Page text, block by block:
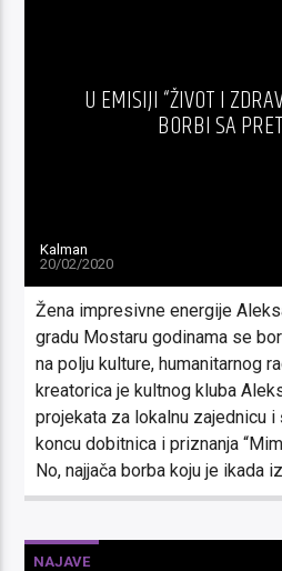
U EMISIJI “ŽIVOT I
BORBI SA
Kalman
20/02/2020
Žena impresivne energije
gradu Mostaru godinama se
na polju kulture, humanitarnog
kreatorica je kultnog kluba
projekata za lokalnu zajednicu
koncu dobitnica i priznanja
No, najjača borba koju je ikada
NAJAVE